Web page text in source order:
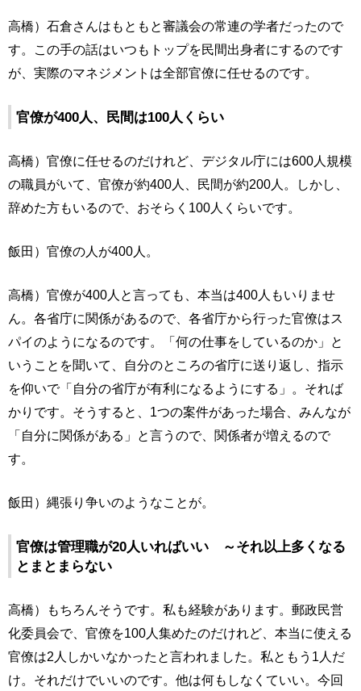
高橋）石倉さんはもともと審議会の常連の学者だったので
す。この手の話はいつもトップを民間出身者にするのです
が、実際のマネジメントは全部官僚に任せるのです。
官僚が400人、民間は100人くらい
高橋）官僚に任せるのだけれど、デジタル庁には600人規模
の職員がいて、官僚が約400人、民間が約200人。しかし、
辞めた方もいるので、おそらく100人くらいです。
飯田）官僚の人が400人。
高橋）官僚が400人と言っても、本当は400人もいりませ
ん。各省庁に関係があるので、各省庁から行った官僚はス
パイのようになるのです。「何の仕事をしているのか」と
いうことを聞いて、自分のところの省庁に送り返し、指示
を仰いで「自分の省庁が有利になるようにする」。それば
かりです。そうすると、1つの案件があった場合、みんなが
「自分に関係がある」と言うので、関係者が増えるので
す。
飯田）縄張り争いのようなことが。
官僚は管理職が20人いればいい ～それ以上多くなる
とまとまらない
高橋）もちろんそうです。私も経験があります。郵政民営
化委員会で、官僚を100人集めたのだけれど、本当に使える
官僚は2人しかいなかったと言われました。私ともう1人だ
け。それだけでいいのです。他は何もしなくていい。今回